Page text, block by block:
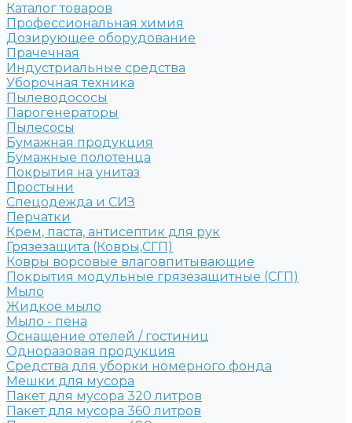
Каталог товаров
Профессиональная химия
Дозирующее оборудование
Прачечная
Индустриальные средства
Уборочная техника
Пылеводососы
Парогенераторы
Пылесосы
Бумажная продукция
Бумажные полотенца
Покрытия на унитаз
Простыни
Спецодежда и СИЗ
Перчатки
Крем, паста, антисептик для рук
Грязезащита (Ковры,СГП)
Ковры ворсовые влаговпитывающие
Покрытия модульные грязезащитные (СГП)
Мыло
Жидкое мыло
Мыло - пена
Оснащение отелей / гостиниц
Одноразовая продукция
Средства для уборки номерного фонда
Мешки для мусора
Пакет для мусора 320 литров
Пакет для мусора 360 литров